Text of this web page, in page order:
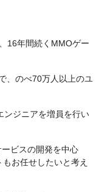
16年間続くMMOゲー
、のべ70万人以上のユ
ンジニアを増員を行い
ビスの開発を中心
お任せしたいと考え